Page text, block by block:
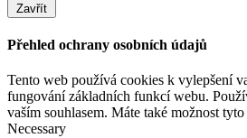
Zavřít
Přehled ochrany osobních údajů
Tento web používá cookies k vylepšení
fungování základních funkcí webu.
vaším souhlasem. Máte také možnost
Necessary